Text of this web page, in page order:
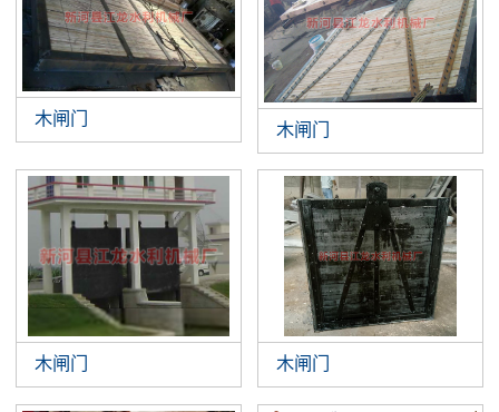
木闸门
木闸门
木闸门 木闸门